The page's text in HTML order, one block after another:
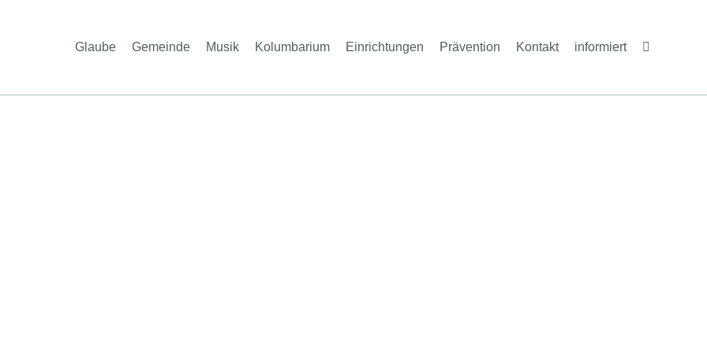
Glaube Gemeinde Musik Kolumbarium Einrichtungen Prävention Kontakt informiert